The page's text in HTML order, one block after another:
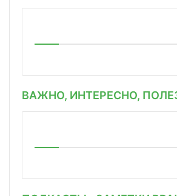
ВАЖНО, ИНТЕРЕСНО,